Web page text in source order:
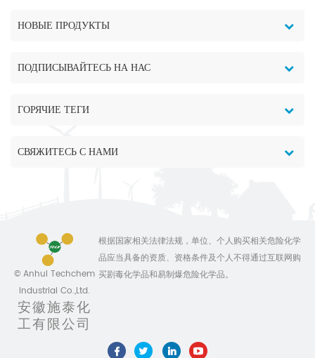
НОВЫЕ ПРОДУКТЫ
ПОДПИСЫВАЙТЕСЬ НА НАС
ГОРЯЧИЕ ТЕГИ
СВЯЖИТЕСЬ С НАМИ
© Anhui Techchem
Industrial Co.,Ltd.
安徽施泰化
工有限公司
根据国家相关法律法规，单位、个人购买相关危险化学
品应当具备的资质、资格条件及个人不得通过互联网购
买剧毒化学品和易制爆危险化学品。